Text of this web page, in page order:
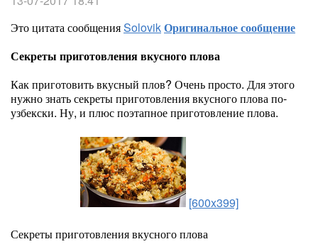
Это цитата сообщенияSolovikОригинальное сообщение
Секреты приготовления вкусного плова
Как приготовить вкусный плов? Очень просто. Для этого
нужно знать секреты приготовления вкусного плова по-
узбекски. Ну, и плюс поэтапное приготовление плова.
[600x399]
Секреты приготовления вкусного плова